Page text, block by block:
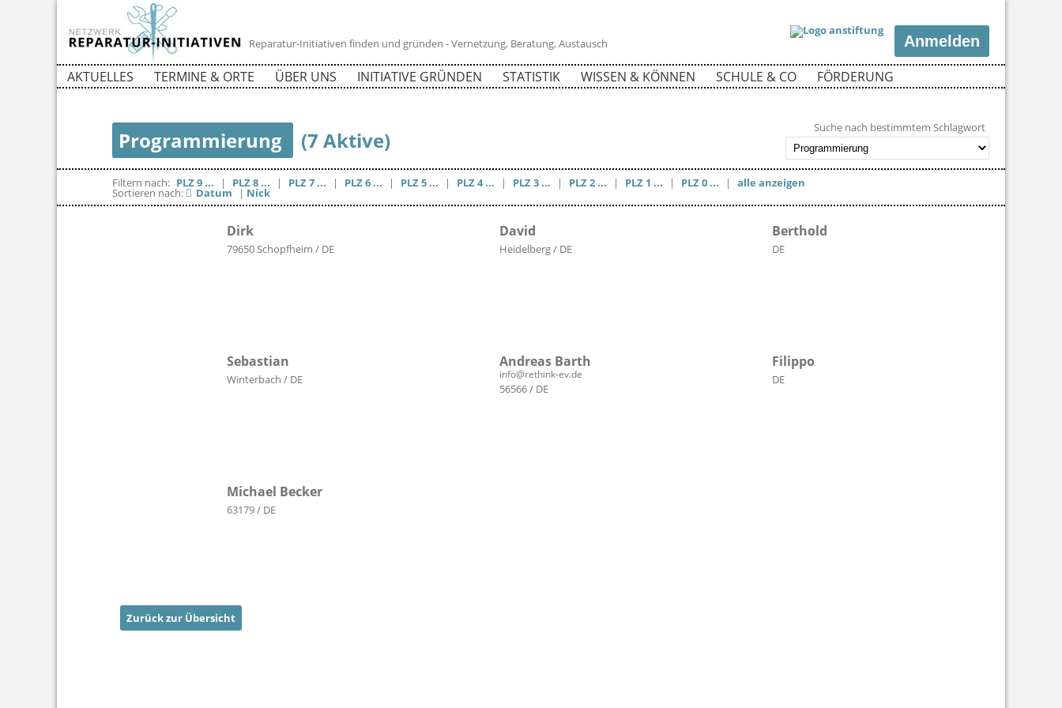
Reparatur-Initiativen finden und gründen - Vernetzung, Beratung, Austausch Anmelden
AKTUELLES TERMINE & ORTE ÜBER UNS INITIATIVE GRÜNDEN STATISTIK WISSEN & KÖNNEN SCHULE & CO FÖRDERUNG
Programmierung (7 Aktive) Suche nach bestimmtem Schlagwort
Filtern nach: PLZ 9 ... | PLZ 8 ... | PLZ 7 ... | PLZ 6 ... | PLZ 5 ... | PLZ 4 ... | PLZ 3 ... | PLZ 2 ... | PLZ 1 ... | PLZ 0 ... | alle anzeigen
Sortieren nach: Datum | Nick
Dirk
79650 Schopfheim / DE
David
Heidelberg / DE
Berthold
DE
Sebastian
Winterbach / DE
Andreas Barth
info@rethink-ev.de
56566 / DE
Filippo
DE
Michael Becker
63179 / DE
Zurück zur Übersicht